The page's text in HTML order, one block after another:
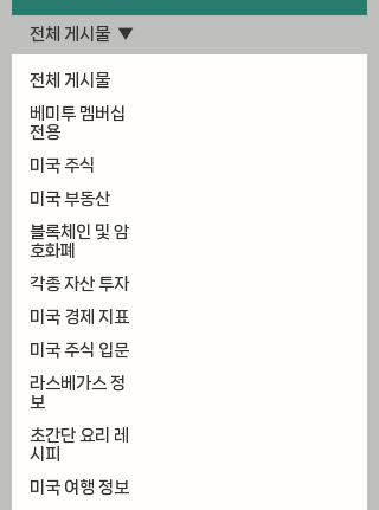
전체 게시물
베미투 멤버십
전용
미국 주식
미국 부동산
블록체인 및 암
호화폐
각종 자산 투자
미국 경제 지표
미국 주식 입문
라스베가스 정
보
초간단 요리 레
시피
미국 여행 정보
전체 게시물